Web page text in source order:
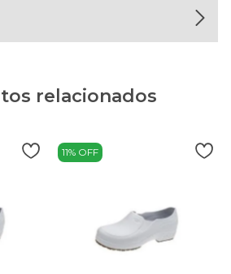
relacionados
11% OFF